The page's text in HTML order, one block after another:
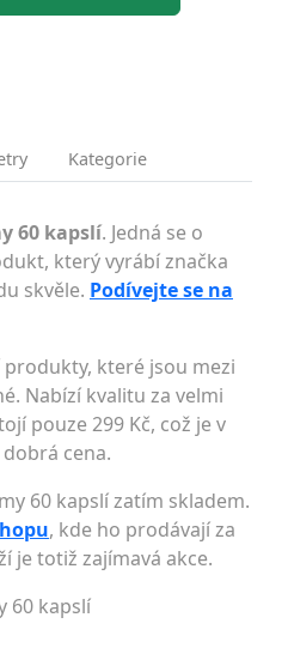
Kategorie
60 kapslí. Jedná se o
který vyrábí značka
skvěle. Podívejte se na
které jsou mezi
Nabízí kvalitu za velmi
pouze 299 Kč, což je v
cena.
60 kapslí zatím skladem.
, kde ho prodávají za
je totiž zajímavá akce.
60 kapslí